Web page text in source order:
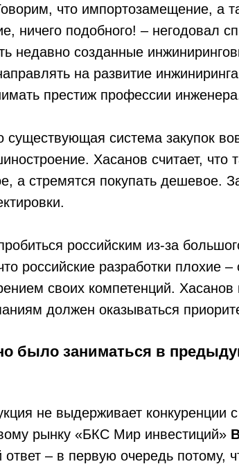
что импортозамещение, а
ничего подобного! – негодовал
недавно созданные
на развитие
престиж профессии
система закупок
Хасанов считает, что
а стремятся покупать дешевое.
российским из-за
российские разработки плохие –
своих компетенций. Хасанов
должен оказываться
было заниматься в
не выдерживает конкуренции с
рынку «БКС Мир инвестиций»
ответ – в первую очередь потому,